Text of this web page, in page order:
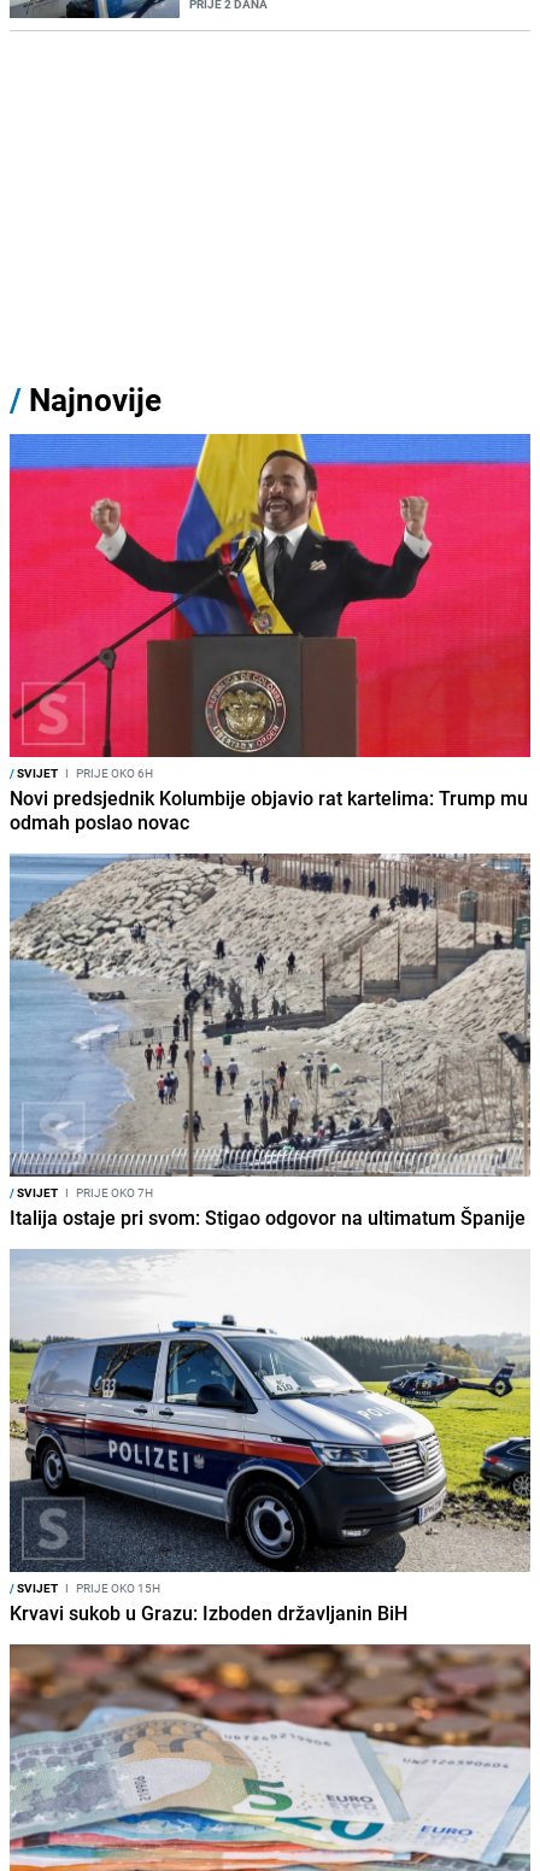
PRIJE 2 DANA
/ Najnovije
/SVIJET I PRIJE OKO 6H
Novi predsjednik Kolumbije objavio rat kartelima: Trump mu
odmah poslao novac
/SVIJET I PRIJE OKO 7H
Italija ostaje pri svom: Stigao odgovor na ultimatum Španije
/SVIJET I PRIJE OKO 15H
Krvavi sukob u Grazu: Izboden državljanin BiH